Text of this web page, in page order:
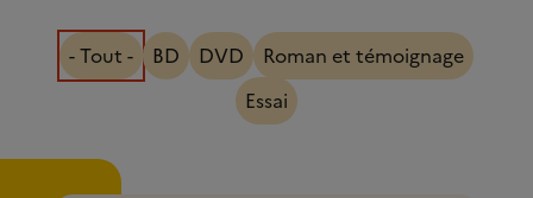
- Tout - BD DVD
Roman et témoignage
Essai